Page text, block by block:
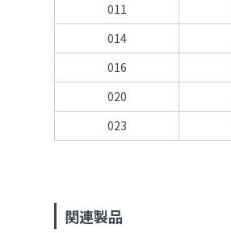
011
014
016
020
023
関連製品